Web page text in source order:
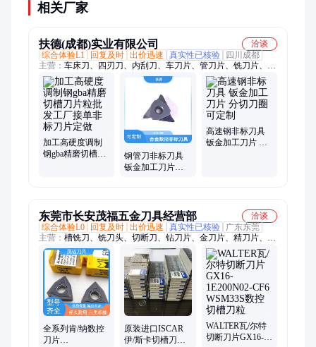
相关厂家
扶德(成都)实业有限公司
洽谈
综合体验L1
回复及时 出价迅速 真实性已核验
四川成都
主营： 车床刀、四刃刀、内刮刀、车刀片、管刀片、铣刀片、数
控刀片、切削刀片、钣金加工刀片、倒角钢管刮刀片、刮刀片削
具车刀、控车床、异形刀、裁切刀、非标刀、钢管刀、钢构刀、
分切刀圈、铣削刀具、自动车刀、毛刺刮刀、数控刀具、车刀刀
头、合金刀头、夹式切断车片
加工高硬度调制
钢gba精磨切槽刀
钢管刀非标刀具
钣金加工刀片可
高速钢非标刀具
钣金加工刀片 分
东莞市长安茂福五金刀具经营部
洽谈
综合体验L0
回复及时 出价迅速 真实性已核验
广东东莞
主营： 槽铣刀、铣刀头、切断刀、钻刀片、金刀片、精刀片、卡
刀片、铣刀片、槽刀片、牙刀片、圆刀片、球刀片、车刀片、铣
削刀片、车削刀片、单头刀片、耐久刀片、肩铣刀、刀具槽、镗
刀刀、车削钢件、倒角刀粒、圆弧槽刀、车床刀杆、合金铣刀
全系列肯/纳数控
刀片
原装进口ISCAR
伊/斯卡切槽刀片
WALTER瓦/尔特
切断刀片GX16-